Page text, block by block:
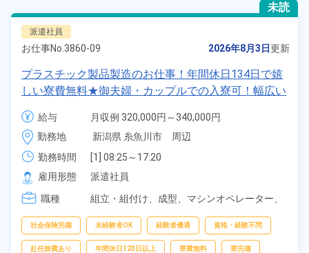
未読
派遣社員
お仕事No. 3860-09 2026年8月3日更新
プラスチック製品製造のお仕事！年間休日134日で嬉
しい寮費無料★御夫婦・カップルでの入寮可！幅広い
年齢の男女活躍中！高時給1,400円！マイカー・バイ
ク・自転車通勤可！寮から無料送迎もあり！正社員登
用制度あり！《新潟県糸魚川市》
給与
月収例 320,000円～340,000円
時給 1,400円～1,400円
勤務地
新潟県 糸魚川市　周辺
勤務時間
[1] 08:25～17:20
[2] 20:30～05:45
雇用形態
派遣社員
職種
組立・組付け、 成型、 マシンオペレーター、
梱包
社会保険完備 未経験者OK 経験者優遇 資格・経験不問
赴任旅費あり 年間休日120日以上 寮費無料 寮完備